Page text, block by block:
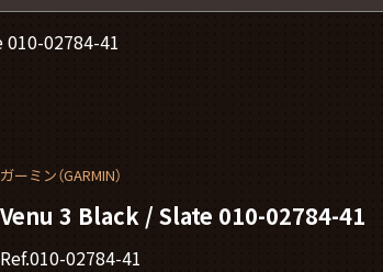
02784-41
ガーミン（GARMIN）
Venu 3 Black / Slate 010-02784-41
Ref.010-02784-41